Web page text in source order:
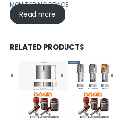
MONITORING DEVICE
Read more
RELATED PRODUCTS